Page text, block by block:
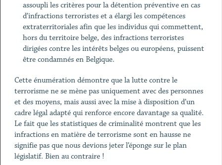
assoupli les critères pour la détention préventive en cas
d’infractions terroristes et a élargi les compétences
extraterritoriales afin que les individus qui commettent,
hors du territoire belge, des infractions terroristes
dirigées contre les intérêts belges ou européens, puissent
être condamnés en Belgique.
Cette énumération démontre que la lutte contre le
terrorisme ne se mène pas uniquement avec des personnes
et des moyens, mais aussi avec la mise à disposition d’un
cadre légal adapté qui renforce encore davantage sa qualité.
Le fait que les statistiques de criminalité montrent que les
infractions en matière de terrorisme sont en hausse ne
signifie pas que nous devions jeter l’éponge sur le plan
législatif. Bien au contraire !